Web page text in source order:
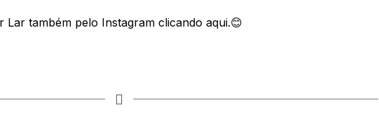
Lar também pelo Instagram clicando aqui.😊​